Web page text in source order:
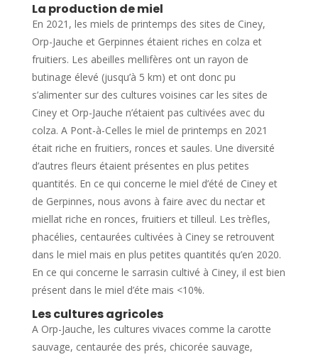
La production de miel
En 2021, les miels de printemps des sites de Ciney,
Orp-Jauche et Gerpinnes étaient riches en colza et
fruitiers. Les abeilles mellifères ont un rayon de
butinage élevé (jusqu’à 5 km) et ont donc pu
s’alimenter sur des cultures voisines car les sites de
Ciney et Orp-Jauche n’étaient pas cultivées avec du
colza. A Pont-à-Celles le miel de printemps en 2021
était riche en fruitiers, ronces et saules. Une diversité
d’autres fleurs étaient présentes en plus petites
quantités. En ce qui concerne le miel d’été de Ciney et
de Gerpinnes, nous avons à faire avec du nectar et
miellat riche en ronces, fruitiers et tilleul. Les trèfles,
phacélies, centaurées cultivées à Ciney se retrouvent
dans le miel mais en plus petites quantités qu’en 2020.
En ce qui concerne le sarrasin cultivé à Ciney, il est bien
présent dans le miel d’éte mais <10%.
Les cultures agricoles
A Orp-Jauche, les cultures vivaces comme la carotte
sauvage, centaurée des prés, chicorée sauvage,